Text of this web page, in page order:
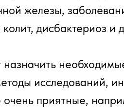
железы,
дисбактериоз и
исследований,
приятные,